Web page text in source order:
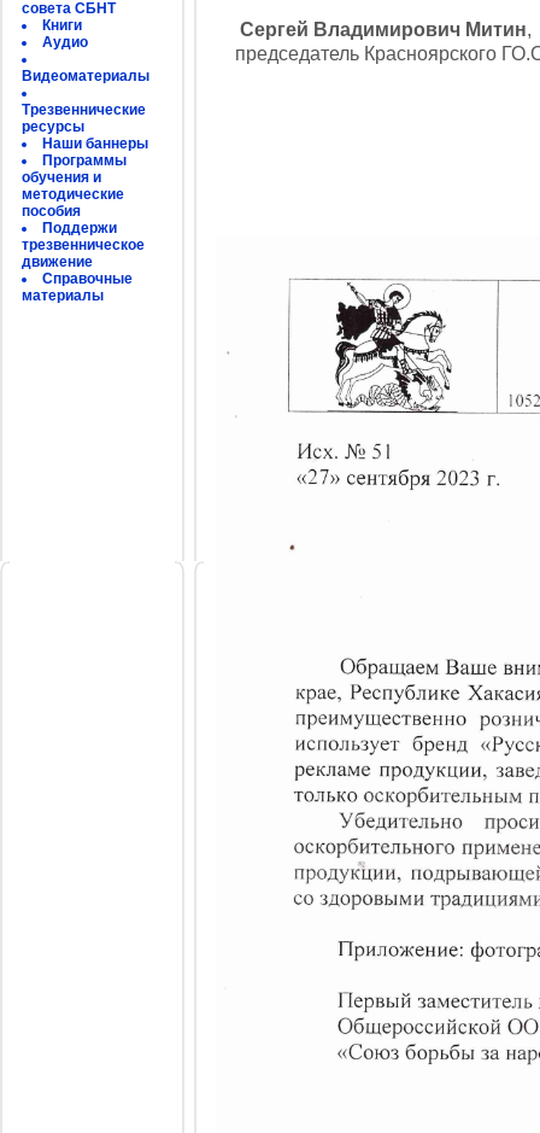
совета СБНТ
Книги
Аудио
Видеоматериалы
Трезвеннические
ресурсы
Наши баннеры
Программы
обучения и
методические
пособия
Поддержи
трезвенническое
движение
Справочные
материалы
Сергей Владимирович Митин,
председатель Красноярского